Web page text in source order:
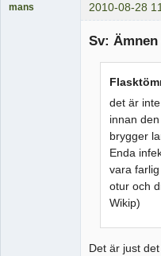
mans 2010-08-28
Sv:
det är
innan
brygger
Enda
vara
otur och
Wikip)
Det är just